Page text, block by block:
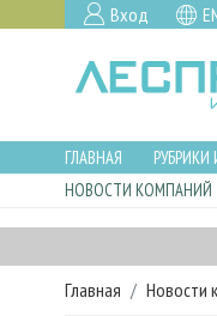
Вход
ГЛАВНАЯ
НОВОСТИ КОМПАНИЙ
Главная Новости